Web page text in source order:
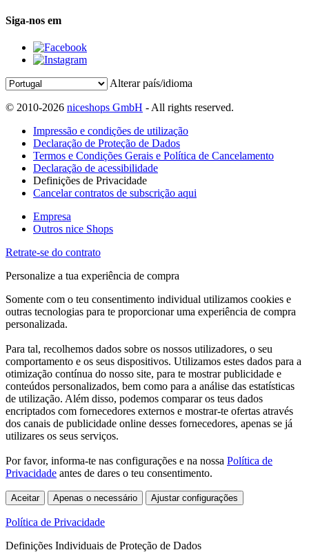
Siga-nos em
Alterar país/idioma
© 2010-2026 niceshops GmbH - All rights reserved.
Impressão e condições de utilização
Declaração de Proteção de Dados
Termos e Condições Gerais e Política de Cancelamento
Declaração de acessibilidade
Definições de Privacidade
Cancelar contratos de subscrição aqui
Empresa
Outros nice Shops
Retrate-se do contrato
Personalize a tua experiência de compra
Somente com o teu consentimento individual utilizamos cookies e
outras tecnologias para te proporcionar uma experiência de compra
personalizada.
Para tal, recolhemos dados sobre os nossos utilizadores, o seu
comportamento e os seus dispositivos. Utilizamos estes dados para a
otimização contínua do nosso site, para te mostrar publicidade e
conteúdos personalizados, bem como para a análise das estatísticas
de utilização. Além disso, podemos comparar os teus dados
encriptados com fornecedores externos e mostrar-te ofertas através
dos canais de publicidade online desses fornecedores, apenas se já
utilizares os seus serviços.
Por favor, informa-te nas configurações e na nossa Política de
Privacidade antes de dares o teu consentimento.
Aceitar Apenas o necessário Ajustar configurações
Política de Privacidade
Definições Individuais de Proteção de Dados